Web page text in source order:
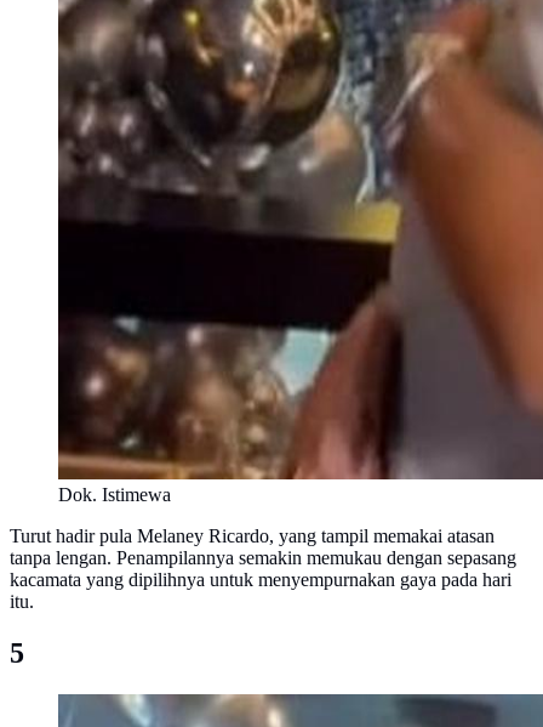
Dok. Istimewa
Turut hadir pula Melaney Ricardo, yang tampil memakai atasan
tanpa lengan. Penampilannya semakin memukau dengan sepasang
kacamata yang dipilihnya untuk menyempurnakan gaya pada hari
itu.
5